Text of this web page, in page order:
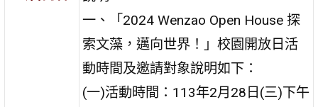
一、「2024 Wenzao Open House 探
索文藻，邁向世界！」校園開放日活
動時間及邀請對象說明如下：
(一)活動時間：113年2月28日(三)下午